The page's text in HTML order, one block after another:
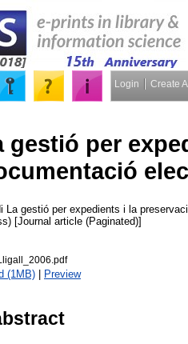
Login Create
gestió per
La gestió per expedients i la
[Journal article (Paginated)]
(1MB) | Preview